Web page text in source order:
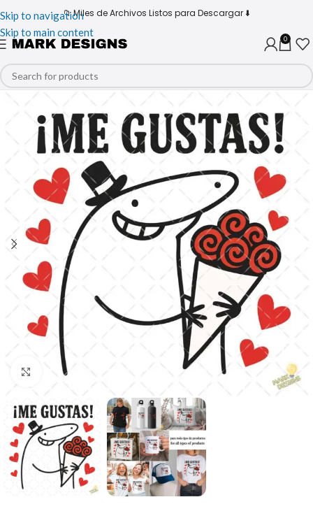
Skip to navigation
Skip to main content
📁 Miles de Archivos Listos para Descargar ⬇️
0
Click to enlarge